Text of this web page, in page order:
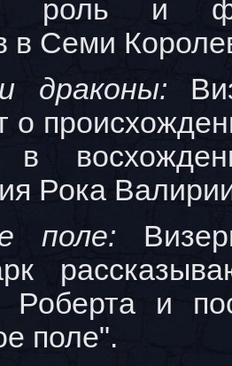
роль и
в Семи
драконы:
о
в
Рока
поле:
Роберта и
поле".